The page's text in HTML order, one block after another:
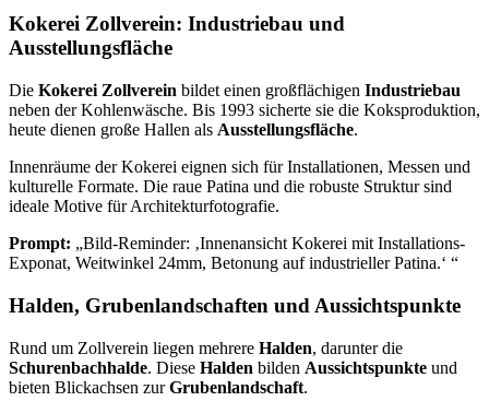
Kokerei Zollverein: Industriebau und
Ausstellungsfläche
Die Kokerei Zollverein bildet einen großflächigen Industriebau
neben der Kohlenwäsche. Bis 1993 sicherte sie die Koksproduktion,
heute dienen große Hallen als Ausstellungsfläche.
Innenräume der Kokerei eignen sich für Installationen, Messen und
kulturelle Formate. Die raue Patina und die robuste Struktur sind
ideale Motive für Architekturfotografie.
Prompt: „Bild-Reminder: ‚Innenansicht Kokerei mit Installations-
Exponat, Weitwinkel 24mm, Betonung auf industrieller Patina.‘ “
Halden, Grubenlandschaften und Aussichtspunkte
Rund um Zollverein liegen mehrere Halden, darunter die
Schurenbachhalde. Diese Halden bilden Aussichtspunkte und
bieten Blickachsen zurGrubenlandschaft.